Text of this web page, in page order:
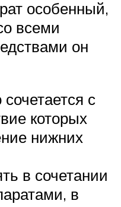
особенный,
всеми
он
с
которых
нижних
в сочетании
в